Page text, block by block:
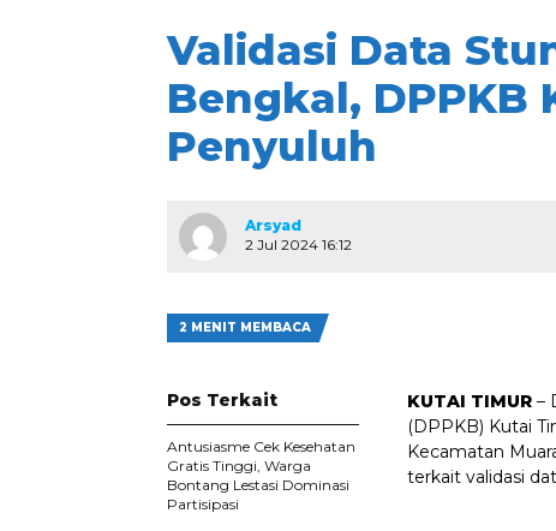
Validasi Data
Bengkal,
Penyuluh
Arsyad
2 Jul 2024 16:12
2 MENIT MEMBACA
KUTAI TIMUR –
(DPPKB) Kutai
Kecamatan
terkait validasi
Pos Terkait
Antusiasme Cek Kesehatan
Gratis Tinggi, Warga
Bontang Lestasi Dominasi
Partisipasi